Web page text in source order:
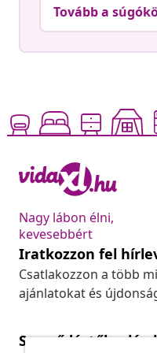
Tovább a
Nagy lábon élni,
kevesebbért
Iratkozzon fel
Csatlakozzon a több
ajánlatokat és
Szerződéstől való